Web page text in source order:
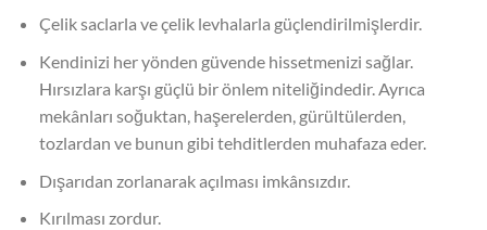
Çelik saclarla ve çelik levhalarla güçlendirilmişlerdir.
Kendinizi her yönden güvende hissetmenizi sağlar.
Hırsızlara karşı güçlü bir önlem niteliğindedir. Ayrıca
mekânları soğuktan, haşerelerden, gürültülerden,
tozlardan ve bunun gibi tehditlerden muhafaza eder.
Dışarıdan zorlanarak açılması imkânsızdır.
Kırılması zordur.